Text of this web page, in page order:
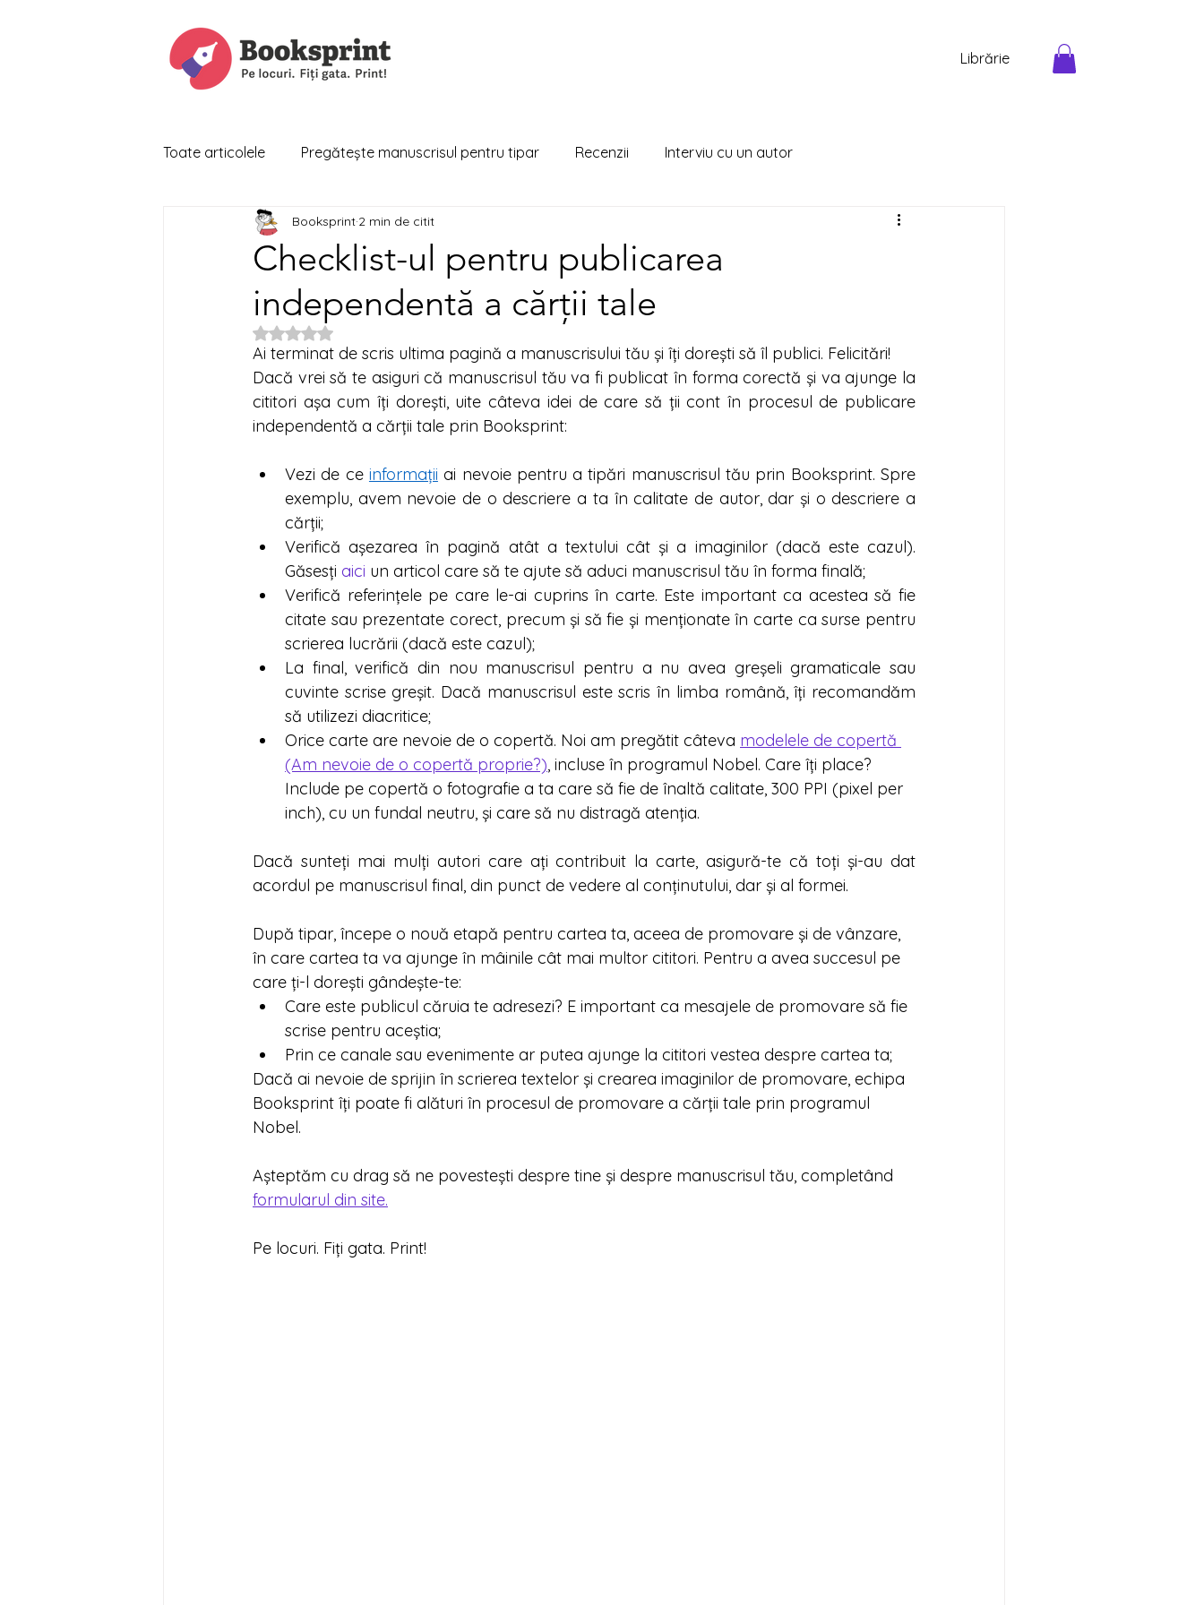
Librărie
Toate articolele Pregătește manuscrisul pentru tipar Recenzii Interviu cu un autor
Checklist-ul pentru publicarea
independentă a cărții tale
Booksprint 2 min de citit
Evaluat(ă) cu NaN din 5 stele.
Ai terminat de scris ultima pagină a manuscrisului tău și îți dorești să îl publici. Felicitări!
Dacă vrei să te asiguri că manuscrisul tău va fi publicat în forma corectă și va ajunge la
cititori așa cum îți dorești, uite câteva idei de care să ții cont în procesul de publicare
independentă a cărții tale prin Booksprint:
Vezi de ce informații ai nevoie pentru a tipări manuscrisul tău prin Booksprint. Spre
exemplu, avem nevoie de o descriere a ta în calitate de autor, dar și o descriere a
cărții;
Verifică așezarea în pagină atât a textului cât și a imaginilor (dacă este cazul).
Găsesți aici un articol care să te ajute să aduci manuscrisul tău în forma finală;
Verifică referințele pe care le-ai cuprins în carte. Este important ca acestea să fie
citate sau prezentate corect, precum și să fie și menționate în carte ca surse pentru
scrierea lucrării (dacă este cazul);
La final, verifică din nou manuscrisul pentru a nu avea greșeli gramaticale sau
cuvinte scrise greșit. Dacă manuscrisul este scris în limba română, îți recomandăm
să utilizezi diacritice;
Orice carte are nevoie de o copertă. Noi am pregătit câteva modelele de copertă
(Am nevoie de o copertă proprie?), incluse în programul Nobel. Care îți place?
Include pe copertă o fotografie a ta care să fie de înaltă calitate, 300 PPI (pixel per
inch), cu un fundal neutru, și care să nu distragă atenția.
Dacă sunteți mai mulți autori care ați contribuit la carte, asigură-te că toți și-au dat
acordul pe manuscrisul final, din punct de vedere al conținutului, dar și al formei.
După tipar, începe o nouă etapă pentru cartea ta, aceea de promovare și de vânzare,
în care cartea ta va ajunge în mâinile cât mai multor cititori. Pentru a avea succesul pe
care ți-l dorești gândește-te:
Care este publicul căruia te adresezi? E important ca mesajele de promovare să fie
scrise pentru aceștia;
Prin ce canale sau evenimente ar putea ajunge la cititori vestea despre cartea ta;
Dacă ai nevoie de sprijin în scrierea textelor și crearea imaginilor de promovare, echipa
Booksprint îți poate fi alături în procesul de promovare a cărții tale prin programul
Nobel.
Așteptăm cu drag să ne povestești despre tine și despre manuscrisul tău, completând
formularul din site.
Pe locuri. Fiți gata. Print!